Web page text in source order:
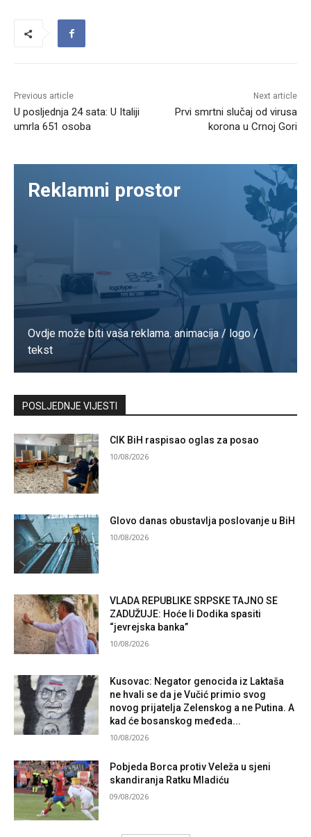
Previous article
U posljednja 24 sata: U Italiji
umrla 651 osoba
Next article
Prvi smrtni slučaj od virusa
korona u Crnoj Gori
Reklamni prostor
Ovdje može biti vaša reklama. animacija / logo /
tekst
Kontaktirajte nas
POSLJEDNJE VIJESTI
CIK BiH raspisao oglas za posao
10/08/2026
Glovo danas obustavlja poslovanje u BiH
10/08/2026
VLADA REPUBLIKE SRPSKE TAJNO SE
ZADUŽUJE: Hoće li Dodika spasiti
“jevrejska banka”
10/08/2026
Kusovac: Negator genocida iz Laktaša
ne hvali se da je Vučić primio svog
novog prijatelja Zelenskog a ne Putina. A
kad će bosanskog međeda...
10/08/2026
Pobjeda Borca protiv Veleža u sjeni
skandiranja Ratku Mladiću
09/08/2026